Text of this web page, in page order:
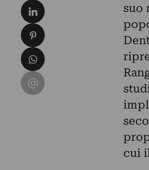
suo
cui
Condividi su LinkedIn
Condividi su Pinterest
Condividi su
Condividi su Email